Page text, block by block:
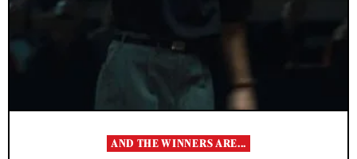
AND THE WINNERS ARE...